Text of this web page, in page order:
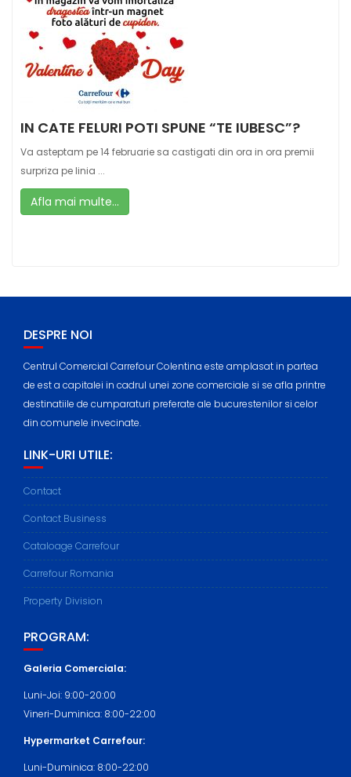
IN CATE FELURI POTI SPUNE “TE IUBESC”?
Va asteptam pe 14 februarie sa castigati din ora in ora premii
surpriza pe linia ...
Afla mai multe...
DESPRE NOI
Centrul Comercial Carrefour Colentina este amplasat in partea
de est a capitalei in cadrul unei zone comerciale si se afla printre
destinatiile de cumparaturi preferate ale bucurestenilor si celor
din comunele invecinate.
LINK-URI UTILE:
Contact
Contact Business
Cataloage Carrefour
Carrefour Romania
Property Division
PROGRAM:
Galeria Comerciala:
Luni-Joi: 9:00-20:00
Vineri-Duminica: 8:00-22:00
Hypermarket Carrefour:
Luni-Duminica: 8:00-22:00